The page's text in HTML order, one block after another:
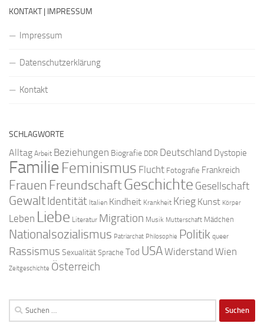
KONTAKT | IMPRESSUM
Impressum
Datenschutzerklärung
Kontakt
SCHLAGWORTE
Alltag Arbeit Beziehungen Biografie DDR Deutschland Dystopie
FamilieFeminismus Flucht Fotografie Frankreich
Frauen FreundschaftGeschichte Gesellschaft
GewaltIdentität Italien Kindheit Krankheit Krieg Kunst Körper
Leben Liebe Literatur Migration Musik Mutterschaft Mädchen
Nationalsozialismus Patriarchat Philosophie Politik queer
Rassismus SexualitätSprache Tod USAWiderstand Wien
Zeitgeschichte Österreich
Suchen
nach: